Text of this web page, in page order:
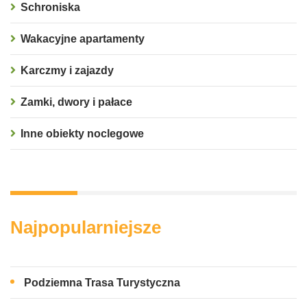
Schroniska
Wakacyjne apartamenty
Karczmy i zajazdy
Zamki, dwory i pałace
Inne obiekty noclegowe
Najpopularniejsze
Podziemna Trasa Turystyczna